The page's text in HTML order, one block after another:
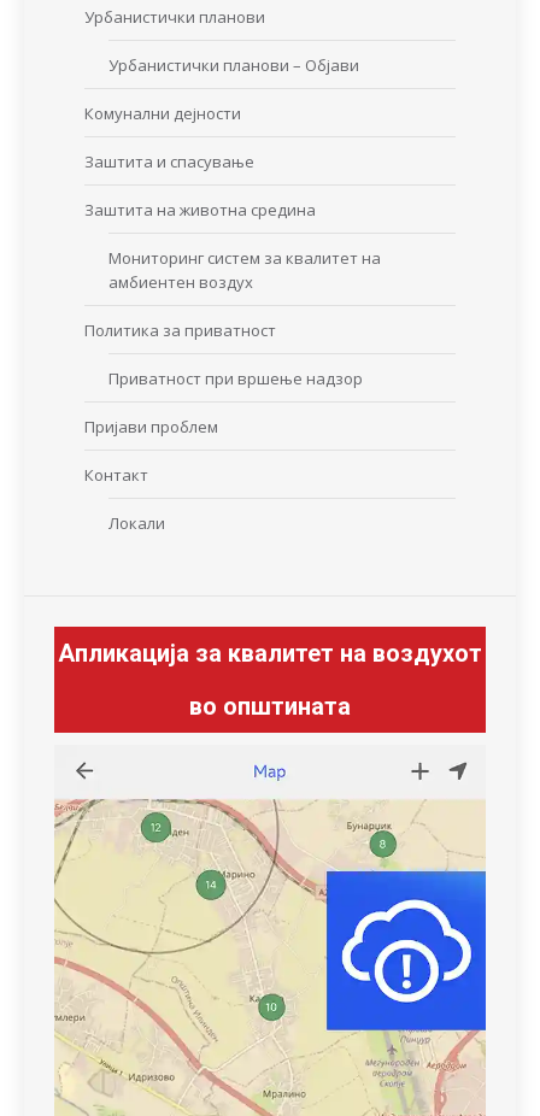
Урбанистички планови
Урбанистички планови – Објави
Комунални дејности
Заштита и спасување
Заштита на животна средина
Мониторинг систем за квалитет на
амбиентен воздух
Политика за приватност
Приватност при вршење надзор
Пријави проблем
Контакт
Локали
Апликација за квалитет на воздухот
во општината